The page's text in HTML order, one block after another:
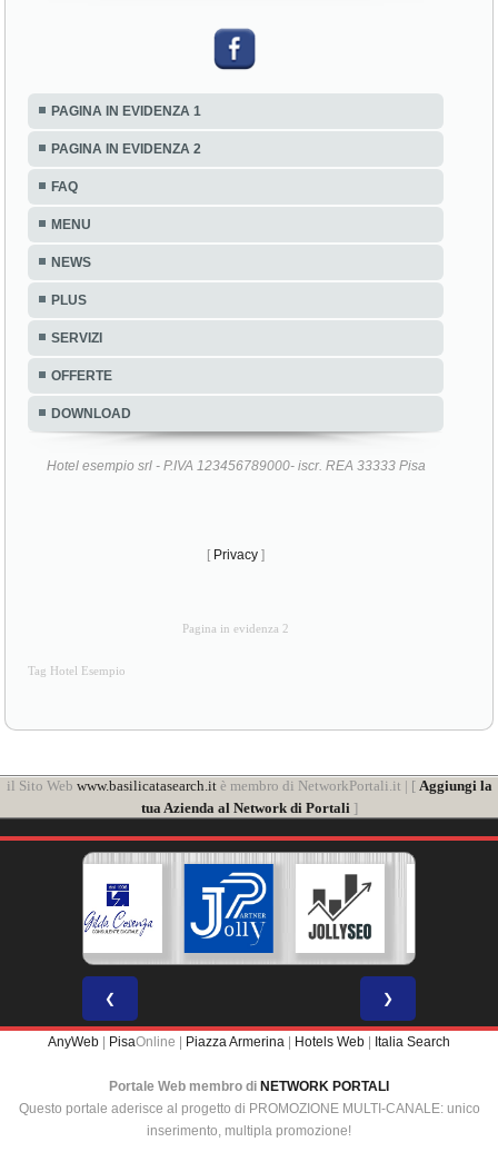
PAGINA IN EVIDENZA 1
PAGINA IN EVIDENZA 2
FAQ
MENU
NEWS
PLUS
SERVIZI
OFFERTE
DOWNLOAD
Hotel esempio srl - P.IVA 123456789000- iscr. REA 33333 Pisa
[ Privacy ]
Pagina in evidenza 2
Tag Hotel Esempio
il Sito Web www.basilicatasearch.itè membro di NetworkPortali.it | [ Aggiungi la
tua Azienda al Network di Portali ]
❮ ❯
AnyWeb | PisaOnline | Piazza Armerina | Hotels Web | Italia Search
Portale Web membro di NETWORK PORTALI
Questo portale aderisce al progetto di PROMOZIONE MULTI-CANALE: unico
inserimento, multipla promozione!